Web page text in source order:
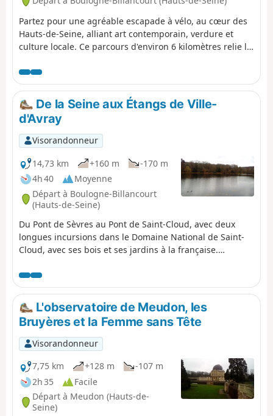
Partez pour une agréable escapade à vélo, au cœur des
Hauts-de-Seine, alliant art contemporain, verdure et
culture locale. Ce parcours d'environ 6 kilomètres relie la
l'originalité du Musée de la Carte à Jouer à Issy-les-
Moulineaux, en passant par l'insolite Tour aux Figures
sur l'Île Saint-Germain.
De la Seine aux Étangs de Ville-
d'Avray
Visorandonneur
14,73 km
+160 m
-170 m
4h 40
Moyenne
Départ à Boulogne-Billancourt
(Hauts-de-Seine)
Du Pont de Sèvres au Pont de Saint-Cloud, avec deux
longues incursions dans le Domaine National de Saint-
Cloud, avec ses bois et ses jardins à la française.
des rues tranquilles de Sèvres, Ville d'Avray et Marnes-la-
Coquette, au joli patrimoine. Les Étangs de Ville d'Avray
offrent un cadre apaisant à seulement quelques
kilomètres des centres urbains.
L'observatoire de Meudon, les
Bruyères et la Femme sans Tête
Visorandonneur
7,75 km
+128 m
-107 m
2h 35
Facile
Départ à Meudon (Hauts-de-
Seine)